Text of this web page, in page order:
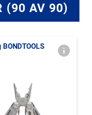
(90 AV 90)